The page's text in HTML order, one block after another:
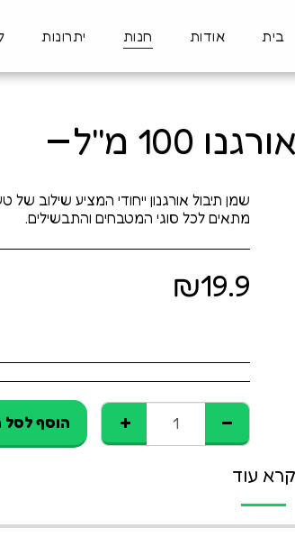
בית אודות חנות יתרונות
100 מ''ל
שמן תיבול אורגנון ייחודי המציע שילוב של
מתאים לכל סוגי המטבחים והתבשילים.
₪19.9
הוסף לסל
קרא עוד